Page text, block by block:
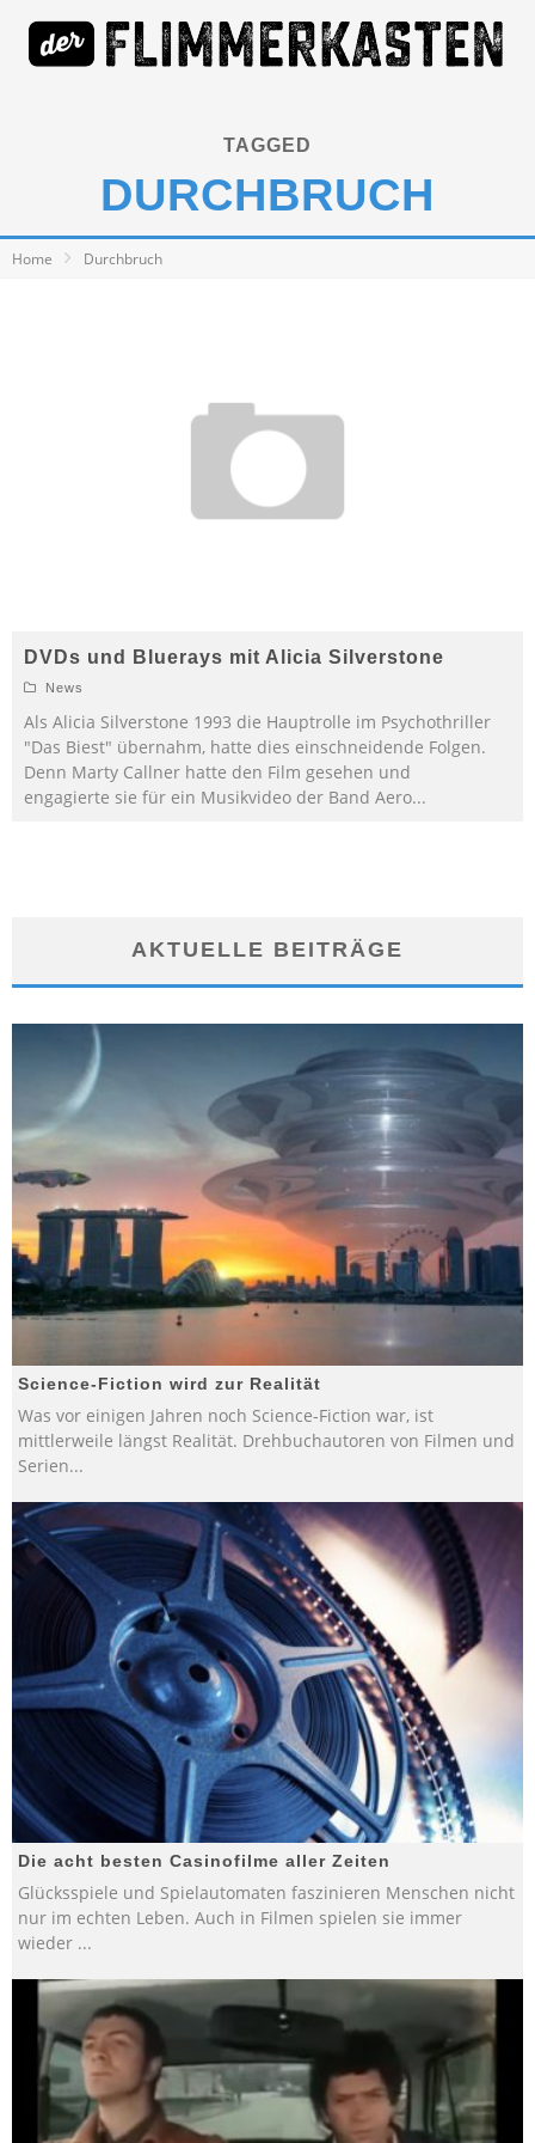
TAGGED
DURCHBRUCH
Home Durchbruch
DVDs und Bluerays mit Alicia Silverstone
News
Als Alicia Silverstone 1993 die Hauptrolle im Psychothriller
"Das Biest" übernahm, hatte dies einschneidende Folgen.
Denn Marty Callner hatte den Film gesehen und
engagierte sie für ein Musikvideo der Band Aero...
AKTUELLE BEITRÄGE
Science-Fiction wird zur Realität
Was vor einigen Jahren noch Science-Fiction war, ist
mittlerweile längst Realität. Drehbuchautoren von Filmen und
Serien...
Die acht besten Casinofilme aller Zeiten
Glücksspiele und Spielautomaten faszinieren Menschen nicht
nur im echten Leben. Auch in Filmen spielen sie immer
wieder ...